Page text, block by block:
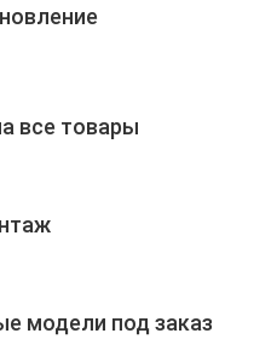
все товары
модели под заказ